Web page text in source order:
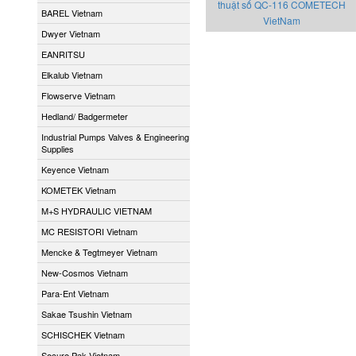
BAREL Vietnam
Dwyer Vietnam
EANRITSU
Elkalub Vietnam
Flowserve Vietnam
Hedland/ Badgermeter
Industrial Pumps Valves & Engineering
Supplies
Keyence Vietnam
KOMETEK Vietnam
M+S HYDRAULIC VIETNAM
MC RESISTORI Vietnam
Mencke & Tegtmeyer Vietnam
New-Cosmos Vietnam
Para-Ent Vietnam
Sakae Tsushin Vietnam
SCHISCHEK Vietnam
thuật số QC-116 COMETECH
VietNam